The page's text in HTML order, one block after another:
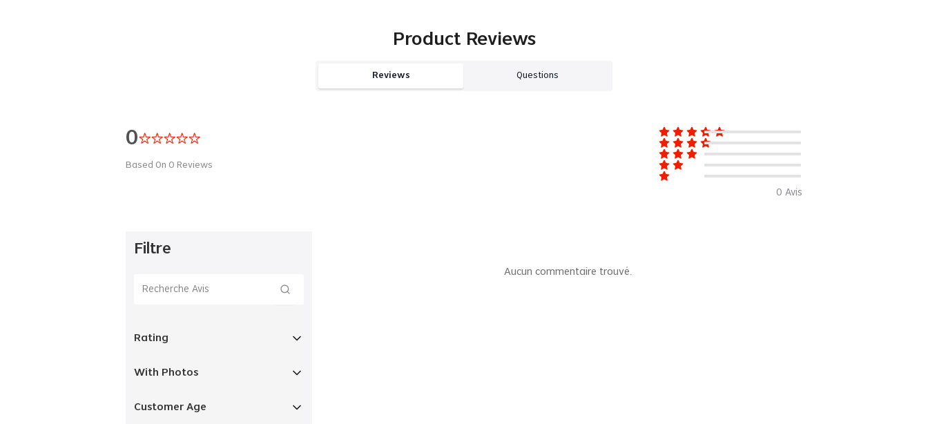
Product Reviews
Reviews Questions
0
Based On 0 Reviews
0 Avis
Filtre
Rating
With Photos
Customer Age
Aucun commentaire trouvé.